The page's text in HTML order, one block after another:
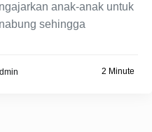
anak-anak untuk
sehingga
2 Minute